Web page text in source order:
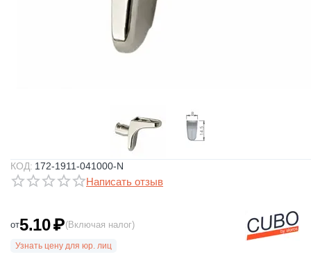
КОД: 172-1911-041000-N
Написать отзыв
от5.10₽(Включая налог)
Узнать цену для юр. лиц